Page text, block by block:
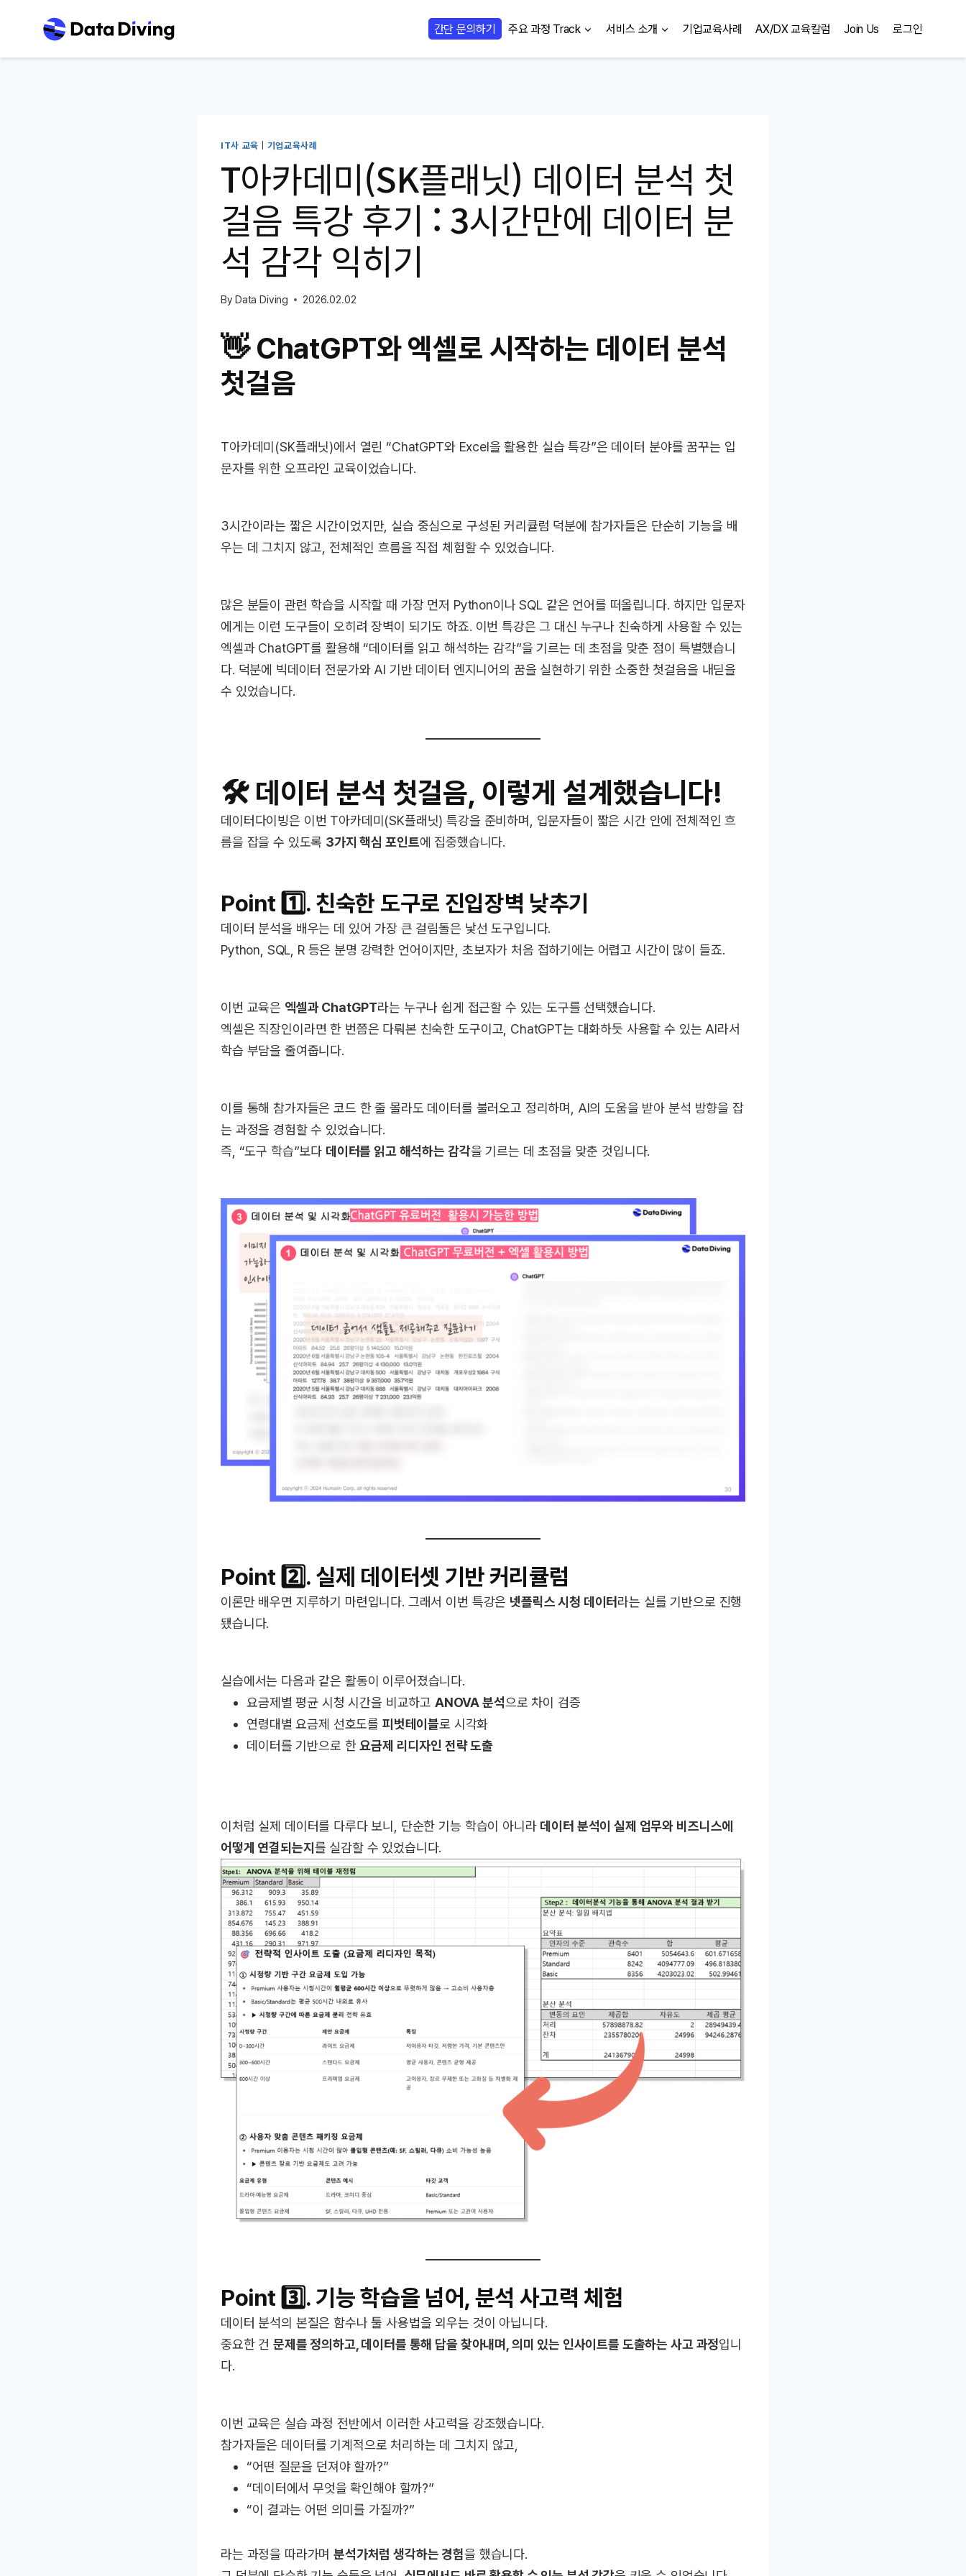
간단 문의하기 주요 과정 Track 서비스 소개 기업교육사례 AX/DX 교육칼럼 Join Us 로그인
IT사 교육 기업교육사례
T아카데미(SK플래닛) 데이터 분석 첫
걸음 특강 후기 : 3시간만에 데이터 분
석 감각 익히기
By Data Diving 2026.02.02
👋 ChatGPT와 엑셀로 시작하는 데이터 분석
첫걸음
T아카데미(SK플래닛)에서 열린 “ChatGPT와 Excel을 활용한 실습 특강”은 데이터 분야를 꿈꾸는 입
문자를 위한 오프라인 교육이었습니다.
3시간이라는 짧은 시간이었지만, 실습 중심으로 구성된 커리큘럼 덕분에 참가자들은 단순히 기능을 배
우는 데 그치지 않고, 전체적인 흐름을 직접 체험할 수 있었습니다.
많은 분들이 관련 학습을 시작할 때 가장 먼저 Python이나 SQL 같은 언어를 떠올립니다. 하지만 입문자
에게는 이런 도구들이 오히려 장벽이 되기도 하죠. 이번 특강은 그 대신 누구나 친숙하게 사용할 수 있는
엑셀과 ChatGPT를 활용해 “데이터를 읽고 해석하는 감각”을 기르는 데 초점을 맞춘 점이 특별했습니
다. 덕분에 빅데이터 전문가와 AI 기반 데이터 엔지니어의 꿈을 실현하기 위한 소중한 첫걸음을 내딛을
수 있었습니다.
🛠️ 데이터 분석 첫걸음, 이렇게 설계했습니다!
데이터다이빙은 이번 T아카데미(SK플래닛) 특강을 준비하며, 입문자들이 짧은 시간 안에 전체적인 흐
름을 잡을 수 있도록 3가지 핵심 포인트에 집중했습니다.
Point 1️⃣. 친숙한 도구로 진입장벽 낮추기
데이터 분석을 배우는 데 있어 가장 큰 걸림돌은 낯선 도구입니다.
Python, SQL, R 등은 분명 강력한 언어이지만, 초보자가 처음 접하기에는 어렵고 시간이 많이 들죠.
이번 교육은 엑셀과 ChatGPT라는 누구나 쉽게 접근할 수 있는 도구를 선택했습니다.
엑셀은 직장인이라면 한 번쯤은 다뤄본 친숙한 도구이고, ChatGPT는 대화하듯 사용할 수 있는 AI라서
학습 부담을 줄여줍니다.
이를 통해 참가자들은 코드 한 줄 몰라도 데이터를 불러오고 정리하며, AI의 도움을 받아 분석 방향을 잡
는 과정을 경험할 수 있었습니다.
즉, “도구 학습”보다 데이터를 읽고 해석하는 감각을 기르는 데 초점을 맞춘 것입니다.
Point 2️⃣. 실제 데이터셋 기반 커리큘럼
이론만 배우면 지루하기 마련입니다. 그래서 이번 특강은 넷플릭스 시청 데이터라는 실를 기반으로 진행
됐습니다.
실습에서는 다음과 같은 활동이 이루어졌습니다.
요금제별 평균 시청 시간을 비교하고 ANOVA 분석으로 차이 검증
연령대별 요금제 선호도를 피벗테이블로 시각화
데이터를 기반으로 한요금제 리디자인 전략 도출
이처럼 실제 데이터를 다루다 보니, 단순한 기능 학습이 아니라 데이터 분석이 실제 업무와 비즈니스에
어떻게 연결되는지를 실감할 수 있었습니다.
Point 3️⃣. 기능 학습을 넘어, 분석 사고력 체험
데이터 분석의 본질은 함수나 툴 사용법을 외우는 것이 아닙니다.
중요한 건문제를 정의하고, 데이터를 통해 답을 찾아내며, 의미 있는 인사이트를 도출하는 사고 과정입니
다.
이번 교육은 실습 과정 전반에서 이러한 사고력을 강조했습니다.
참가자들은 데이터를 기계적으로 처리하는 데 그치지 않고,
“어떤 질문을 던져야 할까?”
“데이터에서 무엇을 확인해야 할까?”
“이 결과는 어떤 의미를 가질까?”
라는 과정을 따라가며분석가처럼 생각하는 경험을 했습니다.